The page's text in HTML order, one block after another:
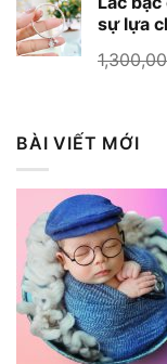
sự lựa
BÀI VIẾT MỚI